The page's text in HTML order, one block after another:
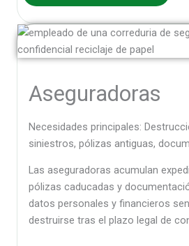
Aseguradoras
Necesidades principales:
siniestros, pólizas antiguas,
Las aseguradoras acumulan
pólizas caducadas y
datos personales y financieros
destruirse tras el plazo legal de